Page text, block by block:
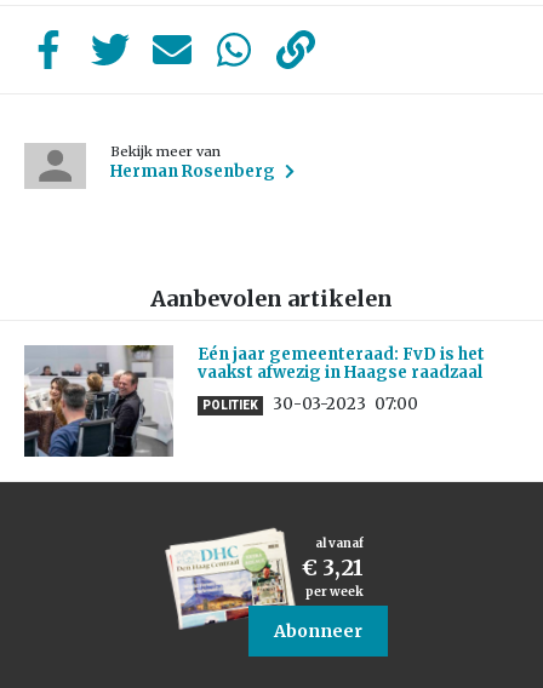
Bekijk meer van
Herman Rosenberg
Aanbevolen artikelen
Eén jaar gemeenteraad: FvD is het
vaakst afwezig in Haagse raadzaal
POLITIEK 30-03-2023 07:00
al vanaf
€ 3,21
per week
Abonneer